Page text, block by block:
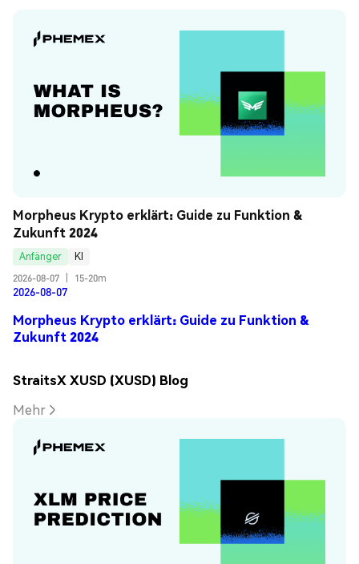
Morpheus Krypto erklärt: Guide zu Funktion &
Zukunft 2024
Anfänger
KI
2026-08-07
15-20m
2026-08-07
Morpheus Krypto erklärt: Guide zu Funktion &
Zukunft 2024
StraitsX XUSD (XUSD) Blog
Mehr